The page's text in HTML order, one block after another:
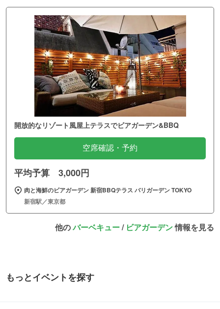
開放的なリゾート風屋上テラスでビアガーデン&BBQ
空席確認・予約
平均予算 3,000円
肉と海鮮のビアガーデン 新宿BBQテラス バリガーデン TOKYO
新宿駅／東京都
他のバーベキュー/ ビアガーデン情報を見る
もっとイベントを探す